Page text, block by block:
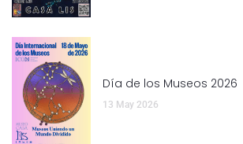
Día de los Museos 2026
13 May 2026